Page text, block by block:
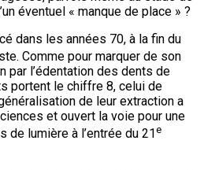
éventuel « manque de place » ?
dans les années 70, à la fin du
Comme pour marquer de son
par l’édentation des dents de
portent le chiffre 8, celui de
de leur extraction a
et ouvert la voie pour une
de lumière à l’entrée du 21 e